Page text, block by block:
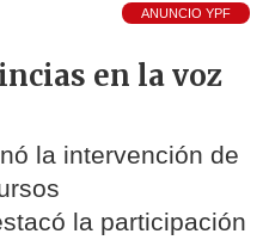
ANUNCIO YPF
en la voz
la intervención de
la participación